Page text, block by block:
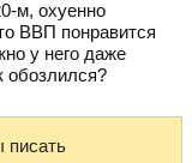
м, охуенно
ВВП понравится
у него даже
обозлился?
писать